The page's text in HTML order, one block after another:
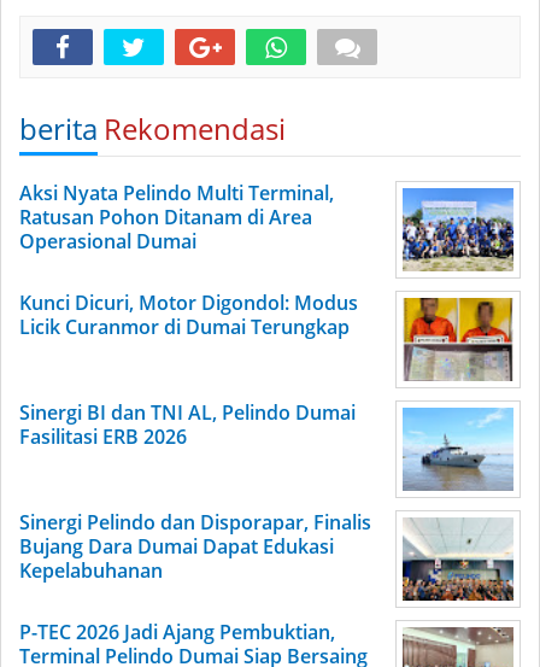
berita Rekomendasi
Aksi Nyata Pelindo Multi Terminal,
Ratusan Pohon Ditanam di Area
Operasional Dumai
Kunci Dicuri, Motor Digondol: Modus
Licik Curanmor di Dumai Terungkap
Sinergi BI dan TNI AL, Pelindo Dumai
Fasilitasi ERB 2026
Sinergi Pelindo dan Disporapar, Finalis
Bujang Dara Dumai Dapat Edukasi
Kepelabuhanan
P-TEC 2026 Jadi Ajang Pembuktian,
Terminal Pelindo Dumai Siap Bersaing